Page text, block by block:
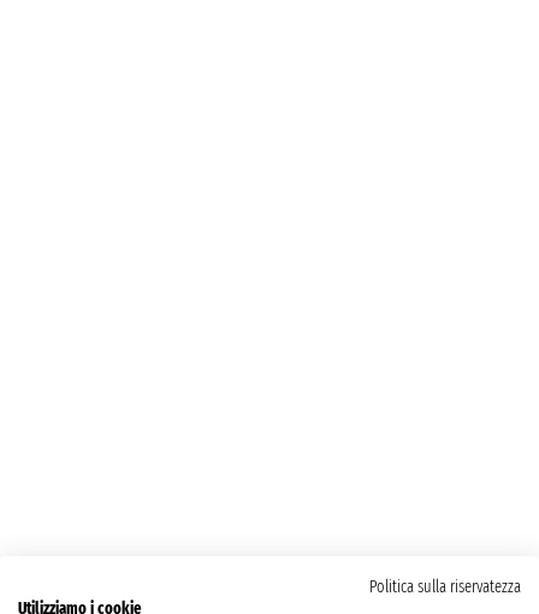
Politica sulla riservatezza
Utilizziamo i cookie